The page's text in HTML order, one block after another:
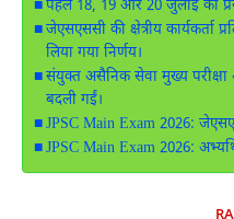
पहले 18, 19 और 20 जुलाई को
जेएसएससी की क्षेत्रीय कार्यकर्ता
लिया गया निर्णय।
संयुक्त असैनिक सेवा मुख्य परीक्षा
बदली गईं।
JPSC Main Exam 2026:
JPSC Main Exam 2026: